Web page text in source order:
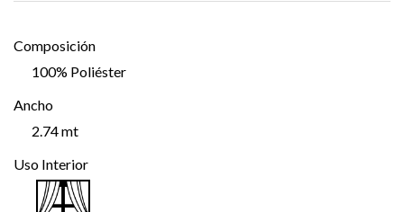
Composición
100% Poliéster
Ancho
2.74 mt
Uso Interior